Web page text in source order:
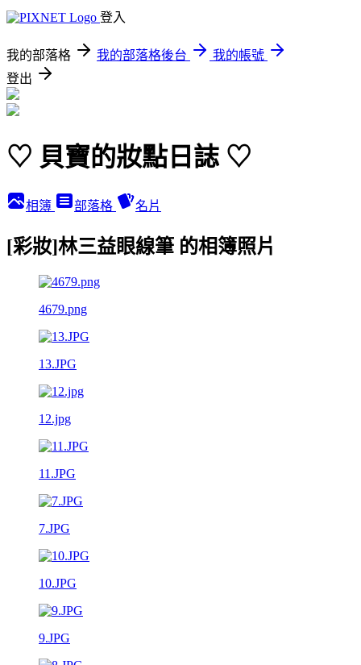
登入
我的部落格 我的部落格後台
我的帳號
登出
♡ 貝寶的妝點日誌 ♡
相簿 部落格 名片
[彩妝]林三益眼線筆 的相簿照片
4679.png
13.JPG
12.jpg
11.JPG
7.JPG
10.JPG
9.JPG